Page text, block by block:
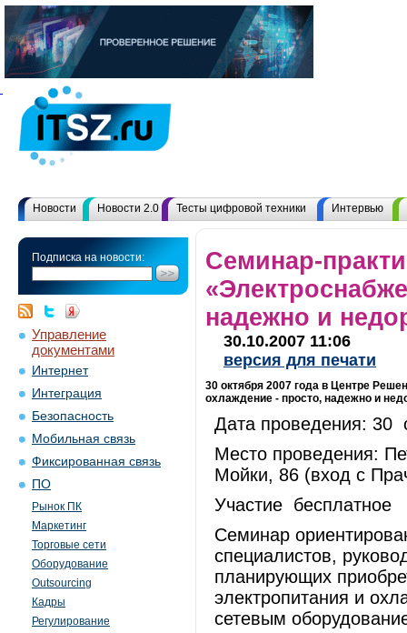
Новости Новости 2.0 Тесты цифровой техники Интервью
Подписка на новости:
Управление
документами
Интернет
Интеграция
Безопасность
Мобильная связь
Фиксированная связь
ПО
Рынок ПК
Маркетинг
Торговые сети
Оборудование
Outsourcing
Кадры
Регулирование
Семинар-
надежно и
30.10.2007 11:06
версия для печати
30 октября 2007 года в Центре
охлаждение - просто, надежно и
Дата проведения: 30
Место проведения:
Мойки, 86 (вход с
Участие бесплатное
Семинар
специалистов,
планирующих
электропитания и
сетевым